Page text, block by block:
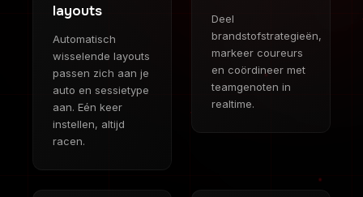
layouts
Automatisch
wisselende layouts
passen zich aan je
auto en sessietype
aan. Eén keer
instellen, altijd
racen.
Deel
brandstofstrategieën,
markeer coureurs
en coördineer met
teamgenoten in
realtime.